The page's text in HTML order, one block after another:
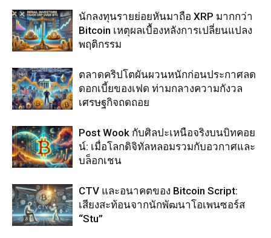
นักลงทุนรายย่อยหันมาถือ XRP มากกว่า
Bitcoin เหตุผลเบื้องหลังการเปลี่ยนแปลง
พฤติกรรม
ตลาดคริปโตผันผวนหนักก่อนประกาศลด
ดอกเบี้ยของเฟด ท่ามกลางความกังวล
เศรษฐกิจถดถอย
Post Wook กับศิลปะเหนือจริงบนบิทคอย
น์: เมื่อโลกดิจิทัลหลอมรวมกับอวกาศและ
บล็อกเชน
CTV และอนาคตของ Bitcoin Script:
เสียงสะท้อนจากนักพัฒนาโอเพนซอร์ส
“Stu”